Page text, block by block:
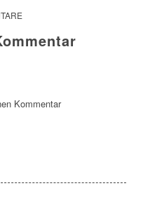
Kommentar